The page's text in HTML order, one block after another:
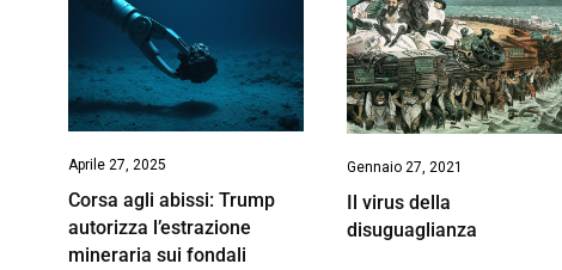
Aprile 27, 2025
Corsa agli abissi: Trump
autorizza l’estrazione
mineraria sui fondali
Gennaio 27, 2021
Il virus della
disuguaglianza